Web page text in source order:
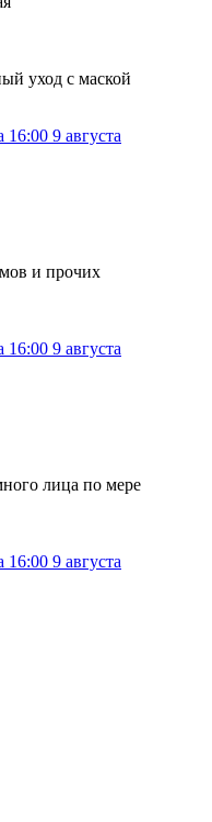
уход с маской
16:00 9 августа
и прочих
16:00 9 августа
лица по мере
16:00 9 августа